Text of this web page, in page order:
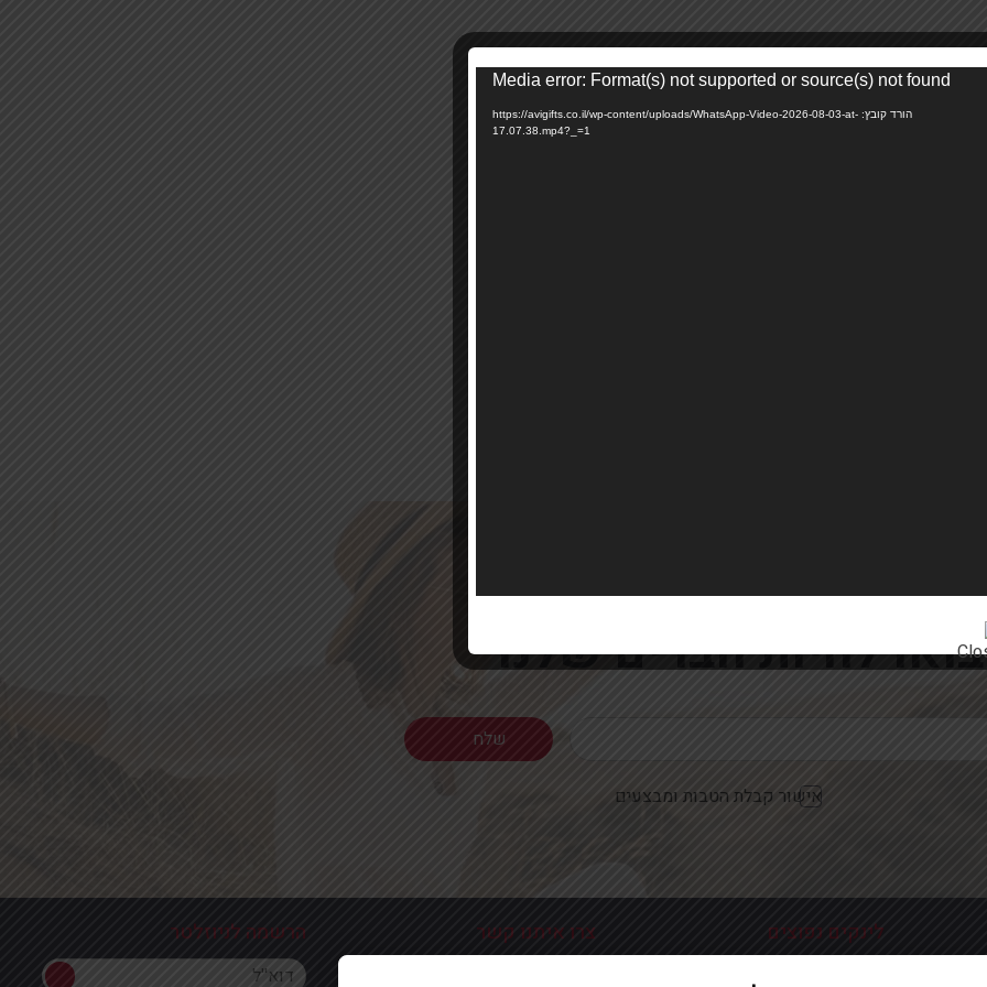
רוצים להתעדכן ראשונים על מבצעים והטבות?
בואו להיות חברים שלנו
אישור קבלת הטבות ומבצעים
לינקים נפוצים צרו איתנו קשר הרשמה לניוזלטר
הרשמה לניוזלטר
Media error: Format(s) not supported or source(s) not found
הורד קובץ: https://avigifts.co.il/wp-content/uploads/WhatsApp-Video-2026-08-03-at-
17.07.38.mp4?_=1